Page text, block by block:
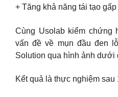
+ Tăng khả năng tái tạo
Cùng Usolab kiểm chứng
vấn đề về mụn đầu đen
Solution qua hình ảnh dưới
Kết quả là thực nghiệm sau